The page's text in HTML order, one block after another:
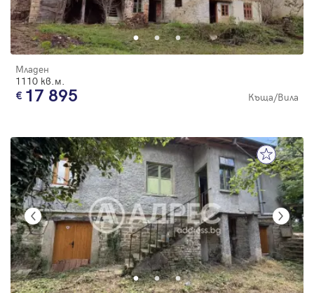
Младен
1110 кв.м.
17 895 Къща/Вила